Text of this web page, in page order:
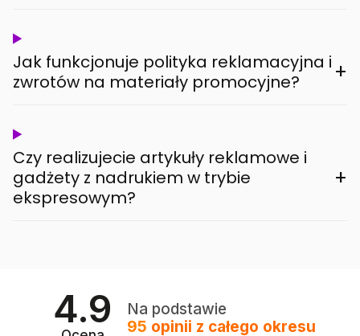
Jak funkcjonuje polityka reklamacyjna i
zwrotów na materiały promocyjne?
+
Czy realizujecie artykuły reklamowe i
gadżety z nadrukiem w trybie
ekspresowym?
+
4.9
Na podstawie
95 opinii z całego okresu